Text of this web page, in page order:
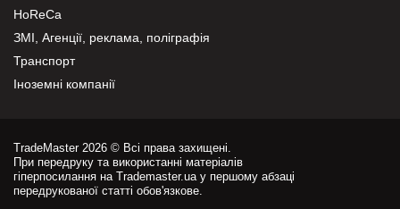
HoReCa
ЗМІ, Агенції, реклама, поліграфія
Транспорт
Іноземні компанії
TradeMaster 2026 © Всі права захищені.
При передруку та використанні матеріалів
гіперпосилання на Trademaster.ua у першому абзаці
передрукованої статті обов'язкове.